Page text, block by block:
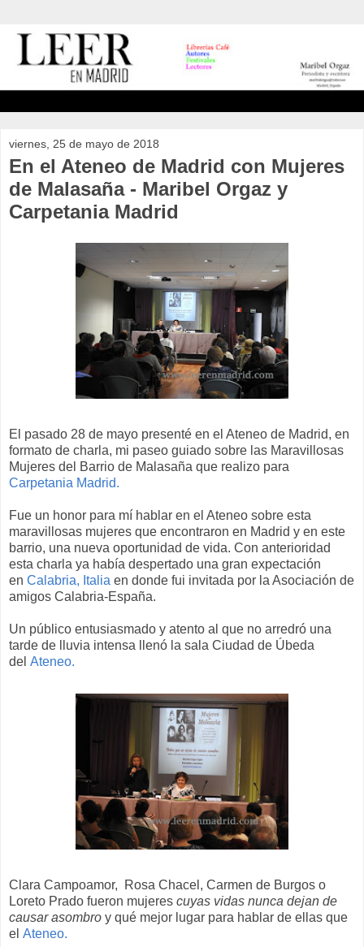
viernes, 25 de mayo de 2018
En el Ateneo de Madrid con Mujeres
de Malasaña - Maribel Orgaz y
Carpetania Madrid
El pasado 28 de mayo presenté en el Ateneo de Madrid, en
formato de charla, mi paseo guiado sobre las Maravillosas
Mujeres del Barrio de Malasaña que realizo para
Carpetania Madrid.
Fue un honor para mí hablar en el Ateneo sobre esta
maravillosas mujeres que encontraron en Madrid y en este
barrio, una nueva oportunidad de vida. Con anterioridad
esta charla ya había despertado una gran expectación
en Calabria, Italia en donde fui invitada por la Asociación de
amigos Calabria-España.
Un público entusiasmado y atento al que no arredró una
tarde de lluvia intensa llenó la sala Ciudad de Úbeda
del Ateneo.
Clara Campoamor, Rosa Chacel, Carmen de Burgos o
Loreto Prado fueron mujeres cuyas vidas nunca dejan de
causar asombro y qué mejor lugar para hablar de ellas que
el Ateneo.